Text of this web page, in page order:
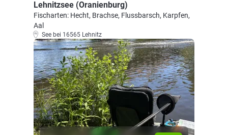
Lehnitzsee (Oranienburg)
Fischarten: Hecht, Brachse, Flussbarsch, Karpfen,
Aal
See bei 16565 Lehnitz